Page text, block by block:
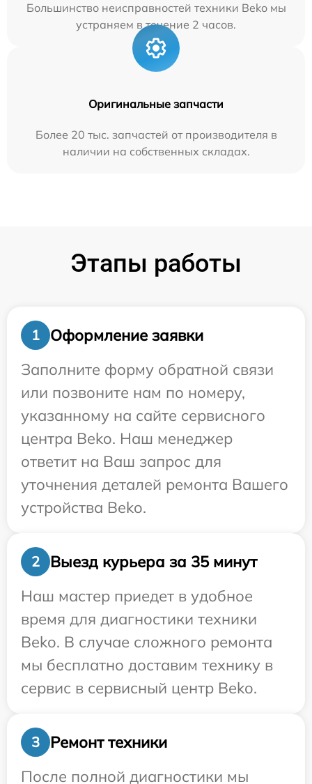
Большинство неисправностей техники Beko мы
устраняем в течение 2 часов.
Оригинальные запчасти
Более 20 тыс. запчастей от производителя в
наличии на собственных складах.
Этапы работы
1
Оформление заявки
Заполните форму обратной связи
или позвоните нам по номеру,
указанному на сайте сервисного
центра Beko. Наш менеджер
ответит на Ваш запрос для
уточнения деталей ремонта Вашего
устройства Beko.
2
Выезд курьера за 35 минут
Наш мастер приедет в удобное
время для диагностики техники
Beko. В случае сложного ремонта
мы бесплатно доставим технику в
сервис в сервисный центр Beko.
3
Ремонт техники
После полной диагностики мы